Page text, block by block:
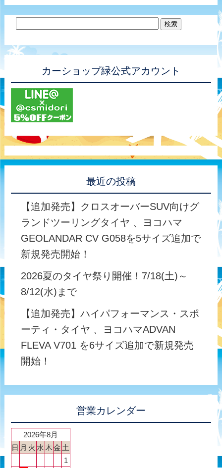
カーショップ緑公式アカウント
最近の投稿
【追加発売】クロスオーバーSUV向けグ
ランドツーリングタイヤ 、ヨコハマ
GEOLANDAR CV G058を5サイズ追加で
新規発売開始！
2026夏のタイヤ祭り開催！7/18(土)～
8/12(水)まで
【追加発売】ハイパフォーマンス・スポ
ーティ・タイヤ 、ヨコハマADVAN
FLEVA V701 を6サイズ追加で新規発売
開始！
営業カレンダー
2026年8月
日 月 火 水 木金 土
1